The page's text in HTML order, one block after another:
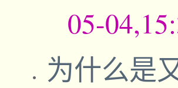
05-
为什么是